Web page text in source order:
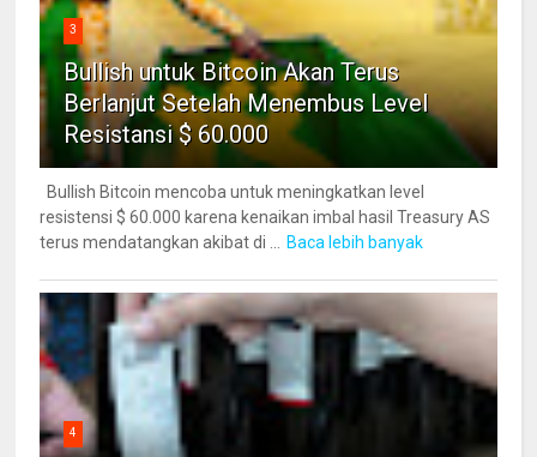
3
Bullish untuk Bitcoin Akan Terus
Berlanjut Setelah Menembus Level
Resistansi $ 60.000
Bullish Bitcoin mencoba untuk meningkatkan level
resistensi $ 60.000 karena kenaikan imbal hasil Treasury AS
terus mendatangkan akibat di ...
Baca lebih banyak
4